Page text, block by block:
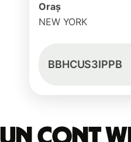
Oraș
NEW YORK
BBHCUS3IPPB